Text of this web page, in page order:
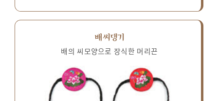
배씨댕기
배의 씨모양으로 장식한 머리끈